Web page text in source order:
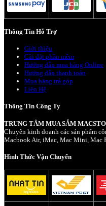
Thông Tin Hỗ Trợ
Giới thiệu
Cài đặt phần mềm
Hướng dẫn mua hàng Online
Hướng dẫn thanh toán
Mua hàng trả góp
Liên Hệ
Thông Tin Công Ty
TRUNG TÂM MUA SẮM
Chuyên kinh doanh các sản phẩm
Macbook Air, iMac, Mac Mini, Mac
Hình Thức Vận Chuyển